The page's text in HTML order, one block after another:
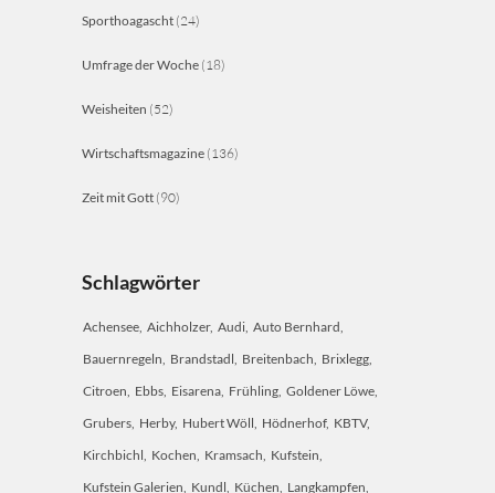
Sporthoagascht (24)
Umfrage der Woche (18)
Weisheiten (52)
Wirtschaftsmagazine (136)
Zeit mit Gott (90)
Schlagwörter
Achensee Aichholzer Audi Auto Bernhard
Bauernregeln Brandstadl Breitenbach Brixlegg
Citroen Ebbs Eisarena Frühling Goldener Löwe
Grubers Herby Hubert Wöll Hödnerhof KBTV
Kirchbichl Kochen Kramsach Kufstein
Kufstein Galerien Kundl Küchen Langkampfen